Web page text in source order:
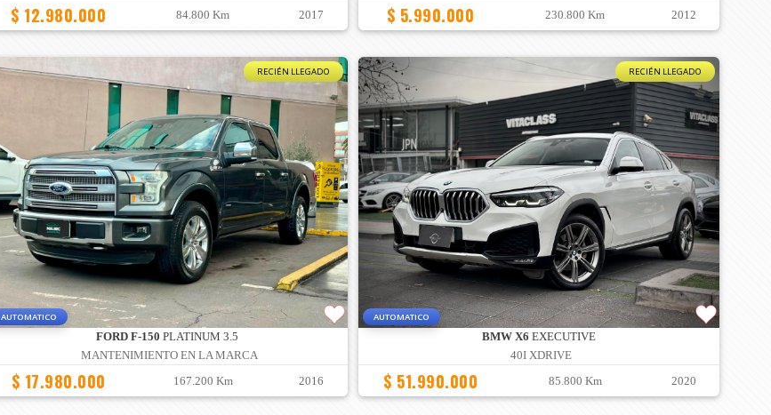
$ 12.980.000 84.800 Km 2017 $ 5.990.000 230.800 Km 2012
RECIÉN LLEGADO
AUTOMATICO
FORD F-150 PLATINUM 3.5
MANTENIMIENTO EN LA MARCA
$ 17.980.000 167.200 Km 2016
RECIÉN LLEGADO
AUTOMATICO
BMW X6 EXECUTIVE
40I XDRIVE
$ 51.990.000 85.800 Km 2020